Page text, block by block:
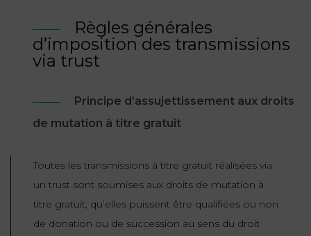
CALCULER
VOS
DROITS
LICENCIEMENT
ALIMENTAIRE
COMPENSATOIRE
DROIT
NUMÉRIQUE
ET
DISTRIBUTION
EN
DIFFICULTÉ
Règles générales
d’imposition des transmissions
via trust
Principe d’assujettissement aux droits
de mutation à titre gratuit
Toutes les transmissions à titre gratuit réalisées via
un trust sont soumises aux droits de mutation à
titre gratuit, qu’elles puissent être qualifiées ou non
de donation ou de succession au sens du droit